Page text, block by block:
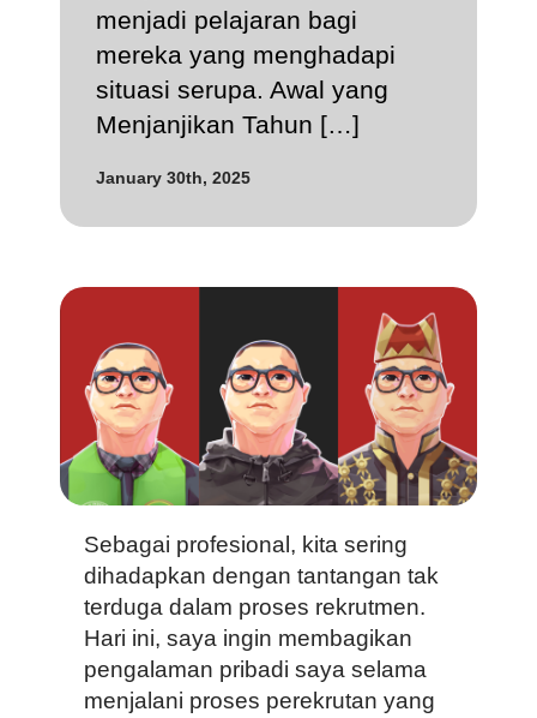
menjadi pelajaran bagi
mereka yang menghadapi
situasi serupa. Awal yang
Menjanjikan Tahun […]
January 30th, 2025
Sebagai profesional, kita sering
dihadapkan dengan tantangan tak
terduga dalam proses rekrutmen.
Hari ini, saya ingin membagikan
pengalaman pribadi saya selama
menjalani proses perekrutan yang